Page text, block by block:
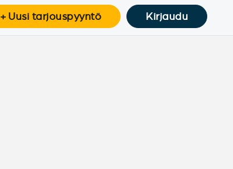
+ Uusi tarjouspyyntö Kirjaudu